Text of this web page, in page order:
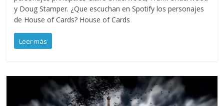
y Doug Stamper. ¿Que escuchan en Spotify los personajes
de House of Cards? House of Cards
Leer más